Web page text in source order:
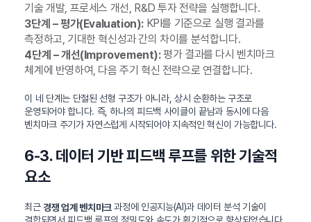
기술 개발, 프로세스 개선, R&D 투자 전략을 실행합니다.
3단계 – 평가(Evaluation):KPI를 기준으로 실행 결과를
측정하고, 기대한 혁신성과 간의 차이를 분석합니다.
4단계 – 개선(Improvement):평가 결과를 다시 벤치마크
체계에 반영하여, 다음 주기 혁신 전략으로 연결합니다.
이 네 단계는 단절된 선형 구조가 아니라, 상시 순환하는 구조로
운영되어야 합니다. 즉, 하나의 피드백 사이클이 끝남과 동시에 다음
벤치마크 주기가 자연스럽게 시작되어야 지속적인 혁신이 가능합니다.
6-3. 데이터 기반 피드백 루프를 위한 기술적
요소
최근경쟁 업계 벤치마크과정에 인공지능(AI)과 데이터 분석 기술이